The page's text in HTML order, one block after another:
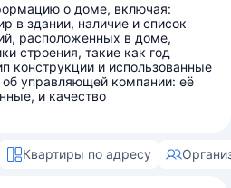
о доме, включая:
в здании, наличие и список
расположенных в доме,
строения, такие как год
конструкции и использованные
управляющей компании: её
и качество
Квартиры по адресу